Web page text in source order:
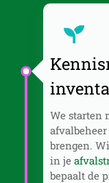
We starten
brengen.
in je
bepaalt de